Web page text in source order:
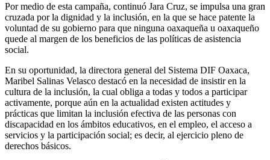
Por medio de esta campaña, continuó Jara Cruz, se impulsa una gran
cruzada por la dignidad y la inclusión, en la que se hace patente la
voluntad de su gobierno para que ninguna oaxaqueña u oaxaqueño
quede al margen de los beneficios de las políticas de asistencia
social.
En su oportunidad, la directora general del Sistema DIF Oaxaca,
Maribel Salinas Velasco destacó en la necesidad de insistir en la
cultura de la inclusión, la cual obliga a todas y todos a participar
activamente, porque aún en la actualidad existen actitudes y
prácticas que limitan la inclusión efectiva de las personas con
discapacidad en los ámbitos educativos, en el empleo, el acceso a
servicios y la participación social; es decir, al ejercicio pleno de
derechos básicos.